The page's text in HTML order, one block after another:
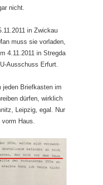
nicht.
in Zwickau
muss sie vorladen,
4.11.2011 in Stregda
Ausschuss Erfurt.
jeden Briefkasten im
dürfen, wirklich
Leipzig, egal. Nur
vorm Haus.